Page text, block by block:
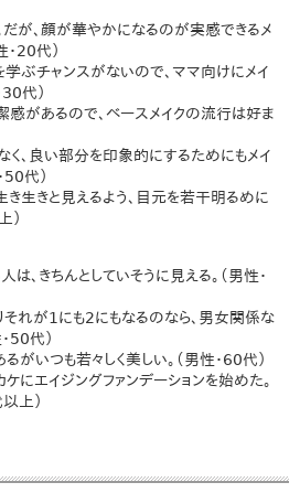
が、顔が華やかになるのが実感できるメ
・20代）
ぶチャンスがないので、ママ向けにメイ
30代）
があるので、ベースメイクの流行は好ま
、良い部分を印象的にするためにもメイ
50代）
生きと見えるよう、目元を若干明るめに
）
、きちんとしていそうに見える。（男性・
それが1にも2にもなるのなら、男女関係な
50代）
がいつも若々しく美しい。（男性・60代）
にエイジングファンデーションを始めた。
上）